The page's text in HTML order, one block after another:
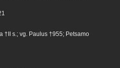
†II s.; vg. Paulus †955; Petsamo